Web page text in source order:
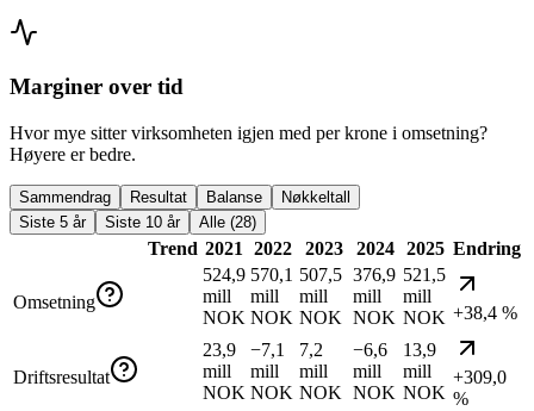
Marginer over tid
Hvor mye sitter virksomheten igjen med per krone i omsetning?
Høyere er bedre.
Sammendrag Resultat Balanse
Nøkkeltall
Siste 5 år
Siste 10 år Alle (28)
Trend 2021 2022 2023 2024 2025 Endring
Omsetning
524,9
mill
NOK
570,1
mill
NOK
507,5
mill
NOK
376,9
mill
NOK
521,5
mill
NOK +38,4 %
Driftsresultat
23,9
mill
NOK
−7,1
mill
NOK
7,2
mill
NOK
−6,6
mill
NOK
13,9
mill
NOK
+309,0
%